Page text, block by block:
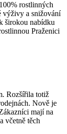
rostlinných
výživy a snižování
širokou nabídku
Praženici
Rozšířila totiž
Nově je
mají na
včetně těch